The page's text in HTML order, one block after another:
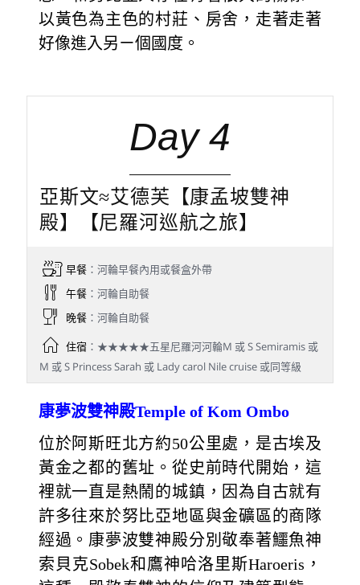
以黃色為主色的村莊、房舍，走著走著
好像進入另ㄧ個國度。
Day 4
亞斯文≈艾德芙【康孟坡雙神
殿】【尼羅河巡航之旅】
早餐：河輪早餐內用或餐盒外帶
午餐：河輪自助餐
晚餐：河輪自助餐
住宿：★★★★★五星尼羅河河輪M 或 S Semiramis 或
M 或 S Princess Sarah 或 Lady carol Nile cruise 或同等級
康夢波雙神殿Temple of Kom Ombo
位於阿斯旺北方約50公里處，是古埃及
黃金之都的舊址。從史前時代開始，這
裡就一直是熱鬧的城鎮，因為自古就有
許多往來於努比亞地區與金礦區的商隊
經過。康夢波雙神殿分別敬奉著鱷魚神
索貝克Sobek和鷹神哈洛里斯Haroeris，